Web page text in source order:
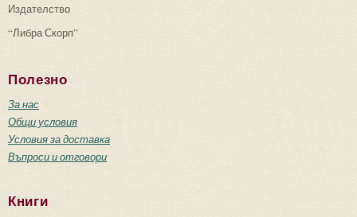
Издателство
“Либра Скорп”
Полезно
За нас
Общи условия
Условия за доставка
Въпроси и отговори
Книги